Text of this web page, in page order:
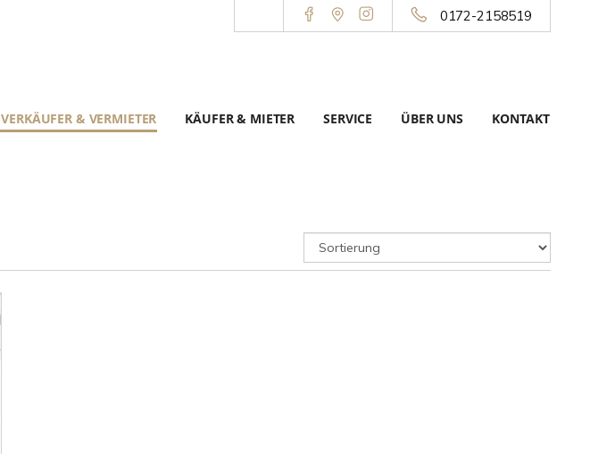
0172-2158519
VERKÄUFER & VERMIETER KÄUFER & MIETER SERVICE ÜBER UNS KONTAKT